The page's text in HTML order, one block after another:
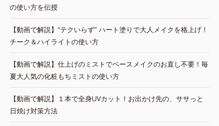
の使い方を伝授
【動画で解説】“テクいらず” ハート塗りで大人メイクを格上げ！
チーク＆ハイライトの使い方
【動画で解説】仕上げのミストでベースメイクのお直し不要！毎
夏大人気の化粧もちミストの使い方
【動画で解説】１本で全身UVカット！お出かけ先の、ササっと
日焼け対策方法